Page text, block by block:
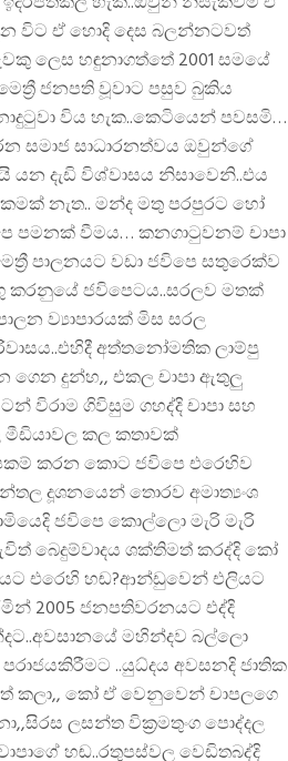
විට ඒ හොදි දෙස බලන්නටවත්
ලෙස හඳුනාගත්තේ 2001 සමයේ
ජනපති වූවාට පසුව බුකිය
විය හැක..කෙටියෙන් පවසමි…
සමාජ සාධාරනත්වය ඔවුන්ගේ
යන දැඩි විශ්වාසය නිසාවෙනි..එය
නැත.. මන්ද මතු පරපුරට හෝ
පමනක් වීමය… කනගාටුවනම් චාපා
පාලනයට වඩා ජවිපෙ සතුරෙක්ව
කරනුයේ ජවිපෙටය..සරලව මතක්
ව්‍යාපාරයක් මිස සරල
අත්තනෝමතික ලාම්පු
ගෙන දුන්හ,, එකල චාපා ඇතුලු
විරාම ගිවිසුම ගහද්දි චාපා සහ
කල කතාවක්
කරන කොට ජවිපෙ එරෙහිව
දූශනයෙන් තොරව අමාත්‍යංශ
ජවිපෙ කොල්ලො මැරි මැරි
බෙදුම්වාදය ශක්තිමත් කරද්දි කෝ
එරෙහි හඬ?ආන්ඩුවෙන් එලියට
2005 ජනපතිවරනයට එද්දි
මහින්දව බල්ලො
..යුධ්දය අවසනදි ජාතික
කලා,, කෝ ඒ වෙනුවෙන් චාපලගෙ
ලසන්ත වික්‍රමතුංග පොද්දල
හඬ..රතුපස්වල වෙඩිතබද්දි